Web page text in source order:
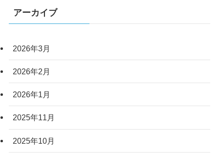
アーカイブ
2026年3月
2026年2月
2026年1月
2025年11月
2025年10月